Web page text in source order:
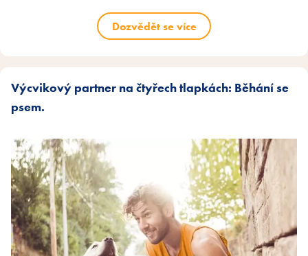
Dozvědět se více
Výcvikový partner na čtyřech tlapkách: Běhání se
psem.